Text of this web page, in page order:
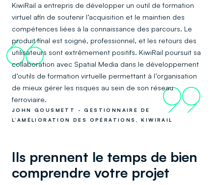
KiwiRail a entrepris de développer un outil de formation
virtuel afin de soutenir l’acquisition et le maintien des
compétences liées à la connaissance des parcours. Le
produit final est soigné, professionnel, et les retours des
utilisateurs sont extrêmement positifs. KiwiRail poursuit sa
collaboration avec Spatial Media dans le développement
d’outils de formation virtuelle permettant à l’organisation
de mieux gérer les risques au sein de son réseau
ferroviaire.
66
99
JOHN GOUSMETT - GESTIONNAIRE DE
L’AMÉLIORATION DES OPÉRATIONS, KIWIRAIL
Ils prennent le temps de bien
comprendre votre projet